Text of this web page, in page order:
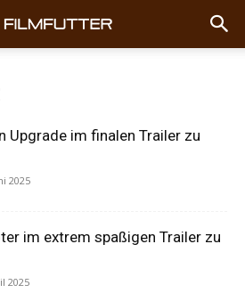
Upgrade im finalen Trailer zu
2025
im extrem spaßigen Trailer zu
2025